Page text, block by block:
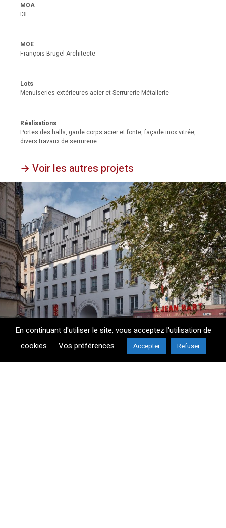
MOA
I3F
MOE
François Brugel Architecte
Lots
Menuiseries extérieures acier et Serrurerie Métallerie
Réalisations
Portes des halls, garde corps acier et fonte, façade inox vitrée,
divers travaux de serrurerie
→ Voir les autres projets
En continuant d'utiliser le site, vous acceptez l'utilisation de
cookies.
Vos préférences Accepter Refuser